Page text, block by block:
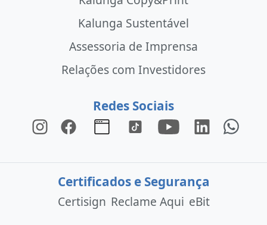
Kalunga Sustentável
Assessoria de Imprensa
Relações com Investidores
Redes Sociais
Certificados e Segurança
Certisign Reclame Aqui eBit